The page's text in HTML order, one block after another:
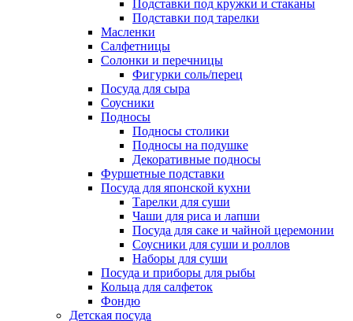
Подставки под кружки и стаканы
Подставки под тарелки
Масленки
Салфетницы
Солонки и перечницы
Фигурки соль/перец
Посуда для сыра
Соусники
Подносы
Подносы столики
Подносы на подушке
Декоративные подносы
Фуршетные подставки
Посуда для японской кухни
Тарелки для суши
Чаши для риса и лапши
Посуда для саке и чайной церемонии
Соусники для суши и роллов
Наборы для суши
Посуда и приборы для рыбы
Кольца для салфеток
Фондю
Детская посуда